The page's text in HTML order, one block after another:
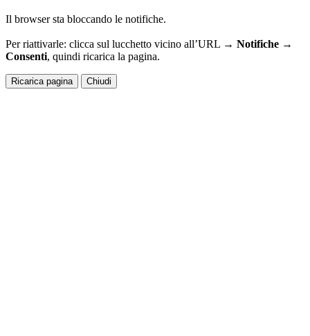
Il browser sta bloccando le notifiche.
Per riattivarle: clicca sul lucchetto vicino all’URL → Notifiche →
Consenti, quindi ricarica la pagina.
Ricarica pagina Chiudi